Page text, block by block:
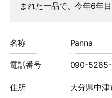
まれた一品で、今年6年目
名称 Panna
電話番号 090-5285-
住所 大分県中